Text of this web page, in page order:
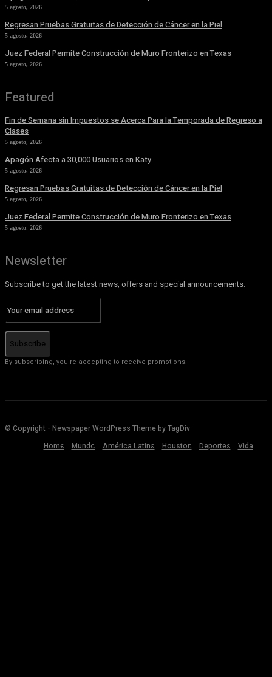
5 agosto, 2026
Regresan Pruebas Gratuitas de Detección de Cáncer en la Piel
5 agosto, 2026
Juez Federal Permite Construcción de Muro Fronterizo en Texas
5 agosto, 2026
Featured
Fin de Semana sin Impuestos se Acerca Para la Temporada de Regreso a
Clases
5 agosto, 2026
Apagón Afecta a 30,000 Usuarios en Katy
5 agosto, 2026
Regresan Pruebas Gratuitas de Detección de Cáncer en la Piel
5 agosto, 2026
Juez Federal Permite Construcción de Muro Fronterizo en Texas
5 agosto, 2026
Newsletter
Subscribe to get the latest news, offers and special announcements.
Subscribe
By subscribing, you're accepting to receive promotions.
© Copyright - Newspaper WordPress Theme by TagDiv
Home
Mundo América Latina Houston Deportes Vida